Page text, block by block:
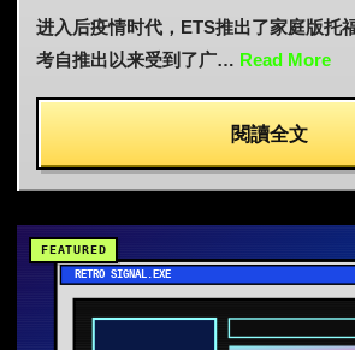
进入后疫情时代，ETS推出了家庭版托
考自推出以来受到了广… Read More
閱讀全文